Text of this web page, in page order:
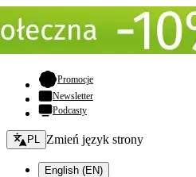
Promocje- otwiera się w nowej karcie
Newsletter
Podcasty
Zmień język - bieżący:
PL Zmień język strony
English (EN)